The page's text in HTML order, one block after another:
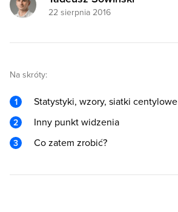
22 sierpnia 2016
Na skróty:
Statystyki, wzory, siatki centylowe
Inny punkt widzenia
Co zatem zrobić?